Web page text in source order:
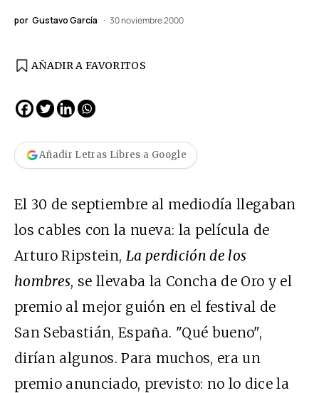
por Gustavo García 30 noviembre 2000
AÑADIR A FAVORITOS
Añadir Letras Libres a Google
El 30 de septiembre al mediodía llegaban
los cables con la nueva: la película de
Arturo Ripstein, La perdición de los
hombres, se llevaba la Concha de Oro y el
premio al mejor guión en el festival de
San Sebastián, España. "Qué bueno",
dirían algunos. Para muchos, era un
premio anunciado, previsto: no lo dice la